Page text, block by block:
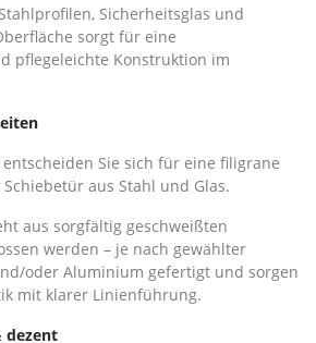
Sicherheitsglas und
sorgt für eine
pflegeleichte Konstruktion im
Sie sich für eine filigrane
aus Stahl und Glas.
aus sorgfältig geschweißten
werden – je nach gewählter
oder Aluminium gefertigt und sorgen
mit klarer Linienführung.
dezent